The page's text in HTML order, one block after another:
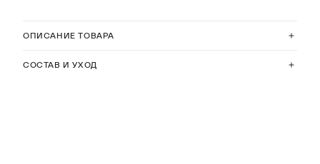
ОПИСАНИЕ ТОВАРА
СОСТАВ И УХОД